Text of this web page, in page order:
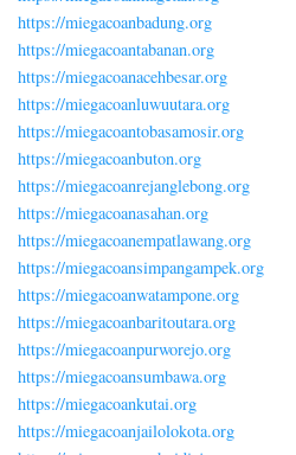
https://miegacoanbadung.org
https://miegacoantabanan.org
https://miegacoanacehbesar.org
https://miegacoanluwuutara.org
https://miegacoantobasamosir.org
https://miegacoanbuton.org
https://miegacoanrejanglebong.org
https://miegacoanasahan.org
https://miegacoanempatlawang.org
https://miegacoansimpangampek.org
https://miegacoanwatampone.org
https://miegacoanbaritoutara.org
https://miegacoanpurworejo.org
https://miegacoansumbawa.org
https://miegacoankutai.org
https://miegacoanjailolokota.org